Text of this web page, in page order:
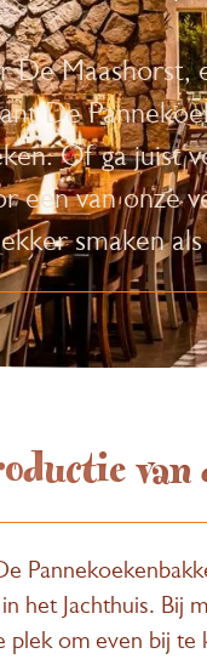
De
De
Of ga juist
een van onze
smaken
van
het Jachthuis.
om even bij